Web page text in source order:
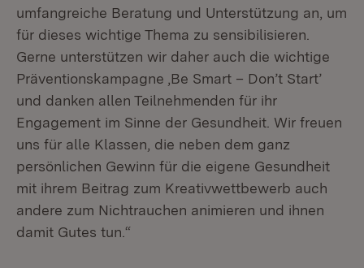
umfangreiche Beratung und Unterstützung an, um
für dieses wichtige Thema zu sensibilisieren.
Gerne unterstützen wir daher auch die wichtige
Präventionskampagne ,Be Smart – Don’t Start’
und danken allen Teilnehmenden für ihr
Engagement im Sinne der Gesundheit. Wir freuen
uns für alle Klassen, die neben dem ganz
persönlichen Gewinn für die eigene Gesundheit
mit ihrem Beitrag zum Kreativwettbewerb auch
andere zum Nichtrauchen animieren und ihnen
damit Gutes tun.“